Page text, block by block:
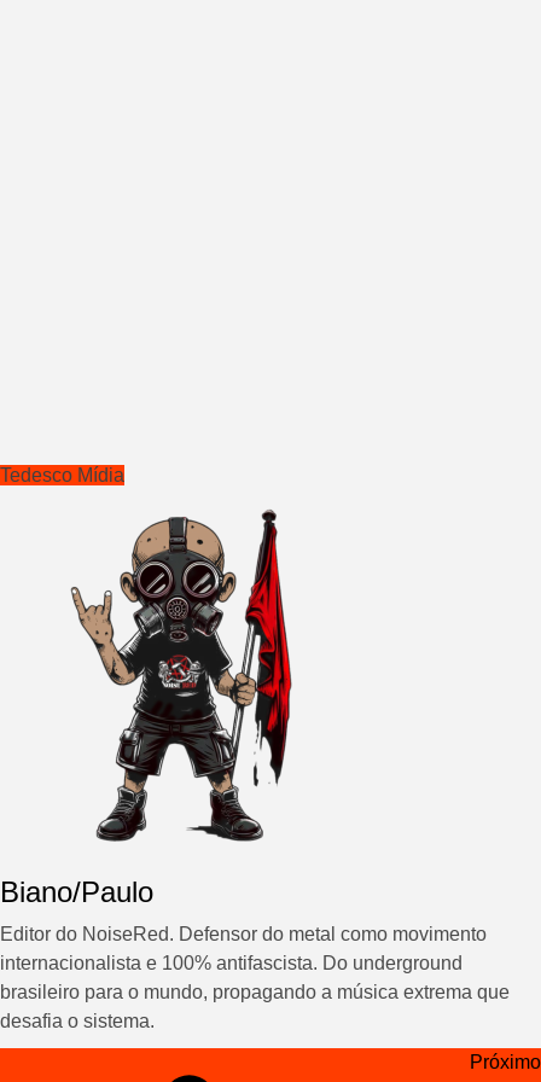
Tedesco Mídia
Biano/Paulo
Editor do NoiseRed. Defensor do metal como movimento
internacionalista e 100% antifascista. Do underground
brasileiro para o mundo, propagando a música extrema que
desafia o sistema.
Navegação
Próximo